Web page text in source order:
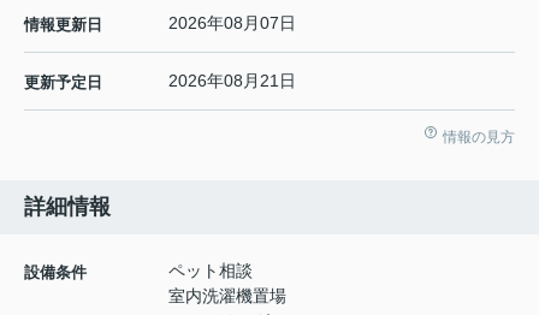
情報更新日 2026年08月07日
更新予定日 2026年08月21日
情報の見方
詳細情報
設備条件
ペット相談
室内洗濯機置場